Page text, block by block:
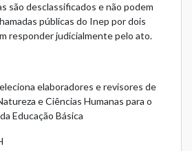
são desclassificados e não podem
públicas do Inep por dois
responder judicialmente pelo ato.
elaboradores e revisores de
e Ciências Humanas para o
Educação Básica